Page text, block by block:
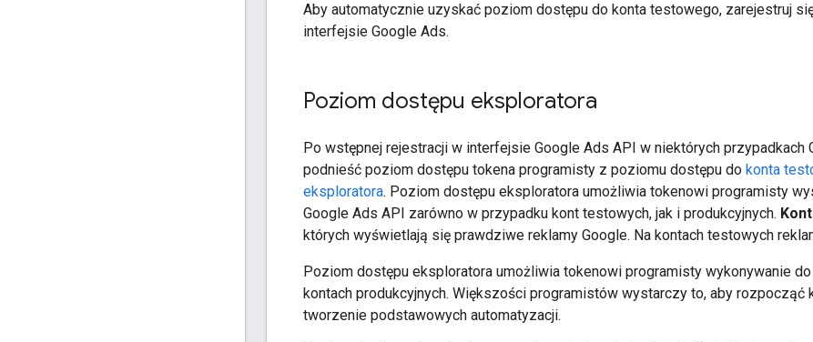
Aby automatycznie uzyskać poziom dostępu do konta testowego, zarejestruj
interfejsie Google Ads.
Poziom dostępu eksploratora
Po wstępnej rejestracji w interfejsie Google Ads API w niektórych przypadkach
podnieść poziom dostępu tokena programisty z poziomu dostępu do konta
eksploratora. Poziom dostępu eksploratora umożliwia tokenowi programisty
Google Ads API zarówno w przypadku kont testowych, jak i produkcyjnych.
których wyświetlają się prawdziwe reklamy Google. Na kontach testowych
Poziom dostępu eksploratora umożliwia tokenowi programisty wykonywanie
kontach produkcyjnych. Większości programistów wystarczy to, aby
tworzenie podstawowych automatyzacji.